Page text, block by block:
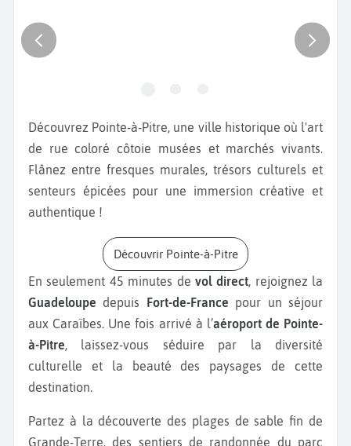
Découvrez Pointe-à-Pitre, une ville historique où l'art
de rue coloré côtoie musées et marchés vivants.
Flânez entre fresques murales, trésors culturels et
senteurs épicées pour une immersion créative et
authentique !
Découvrir Pointe-à-Pitre
En seulement 45 minutes de vol direct, rejoignez la
Guadeloupe depuis Fort-de-France pour un séjour
aux Caraïbes. Une fois arrivé à l’aéroport de Pointe-
à-Pitre, laissez-vous séduire par la diversité
culturelle et la beauté des paysages de cette
destination.
Partez à la découverte des plages de sable fin de
Grande-Terre, des sentiers de randonnée du parc